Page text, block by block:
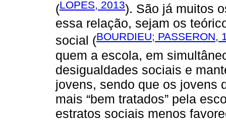
(LOPES, 2013). São já muitos
essa relação, sejam os
social (BOURDIEU; PASSERON,
quem a escola, em
desigualdades sociais e
jovens, sendo que os jovens
mais “bem tratados” pela
estratos sociais menos